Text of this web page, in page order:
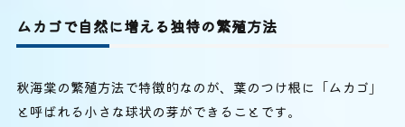
ムカゴで自然に増える独特の繁殖方法
秋海棠の繁殖方法で特徴的なのが、葉のつけ根に「ムカゴ」
と呼ばれる小さな球状の芽ができることです。